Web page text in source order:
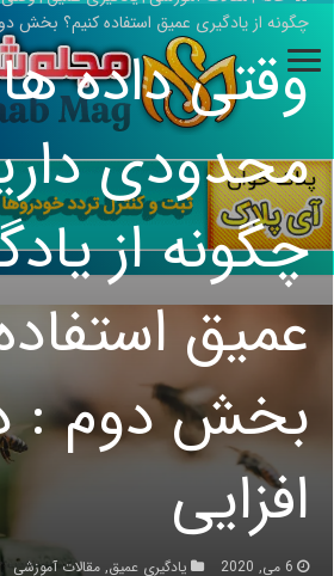
چگونه از یادگیری عمیق استفاده کنیم؟ بخش
وقتی داده
محدودی
چگونه از
عمیق
بخش دوم :
افزایی
6 می, 2020 یادگیری عمیق,مقالات آموزشی